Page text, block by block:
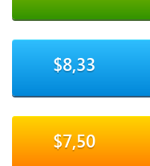
$8,33
$7,50